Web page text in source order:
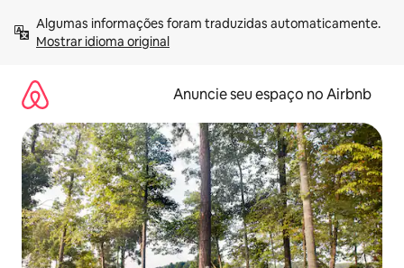
para
Mostrar idioma original
Anuncie seu espaço no Airbnb